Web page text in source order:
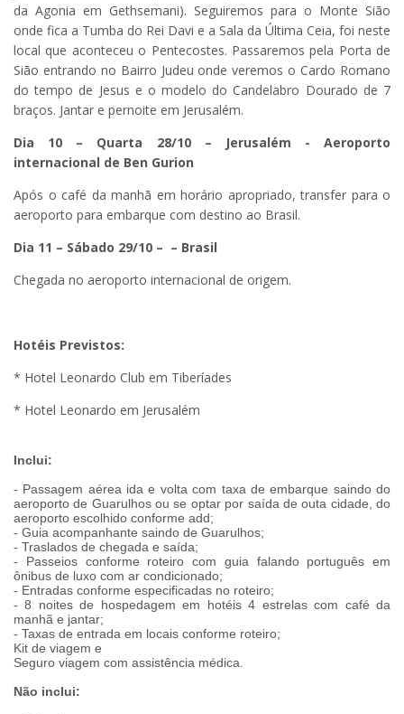
da Agonia em Gethsemani). Seguiremos para o Monte Sião
onde fica a Tumba do Rei Davi e a Sala da Última Ceia, foi neste
local que aconteceu o Pentecostes. Passaremos pela Porta de
Sião entrando no Bairro Judeu onde veremos o Cardo Romano
do tempo de Jesus e o modelo do Candelabro Dourado de 7
braços. Jantar e pernoite em Jerusalém.
Dia 10 – Quarta 28/10 – Jerusalém - Aeroporto
internacional de Ben Gurion
Após o café da manhã em horário apropriado, transfer para o
aeroporto para embarque com destino ao Brasil.
Dia 11 – Sábado 29/10 – – Brasil
Chegada no aeroporto internacional de origem.
Hotéis Previstos:
* Hotel Leonardo Club em Tiberíades
* Hotel Leonardo em Jerusalém
Inclui:
- Passagem aérea ida e volta com taxa de embarque saindo do
aeroporto de Guarulhos ou se optar por saída de outa cidade, do
aeroporto escolhido conforme add;
- Guia acompanhante saindo de Guarulhos;
- Traslados de chegada e saída;
- Passeios conforme roteiro com guia falando português em
ônibus de luxo com ar condicionado;
- Entradas conforme especificadas no roteiro;
- 8 noites de hospedagem em hotéis 4 estrelas com café da
manhã e jantar;
- Taxas de entrada em locais conforme roteiro;
Kit de viagem e
Seguro viagem com assistência médica.
Não inclui: